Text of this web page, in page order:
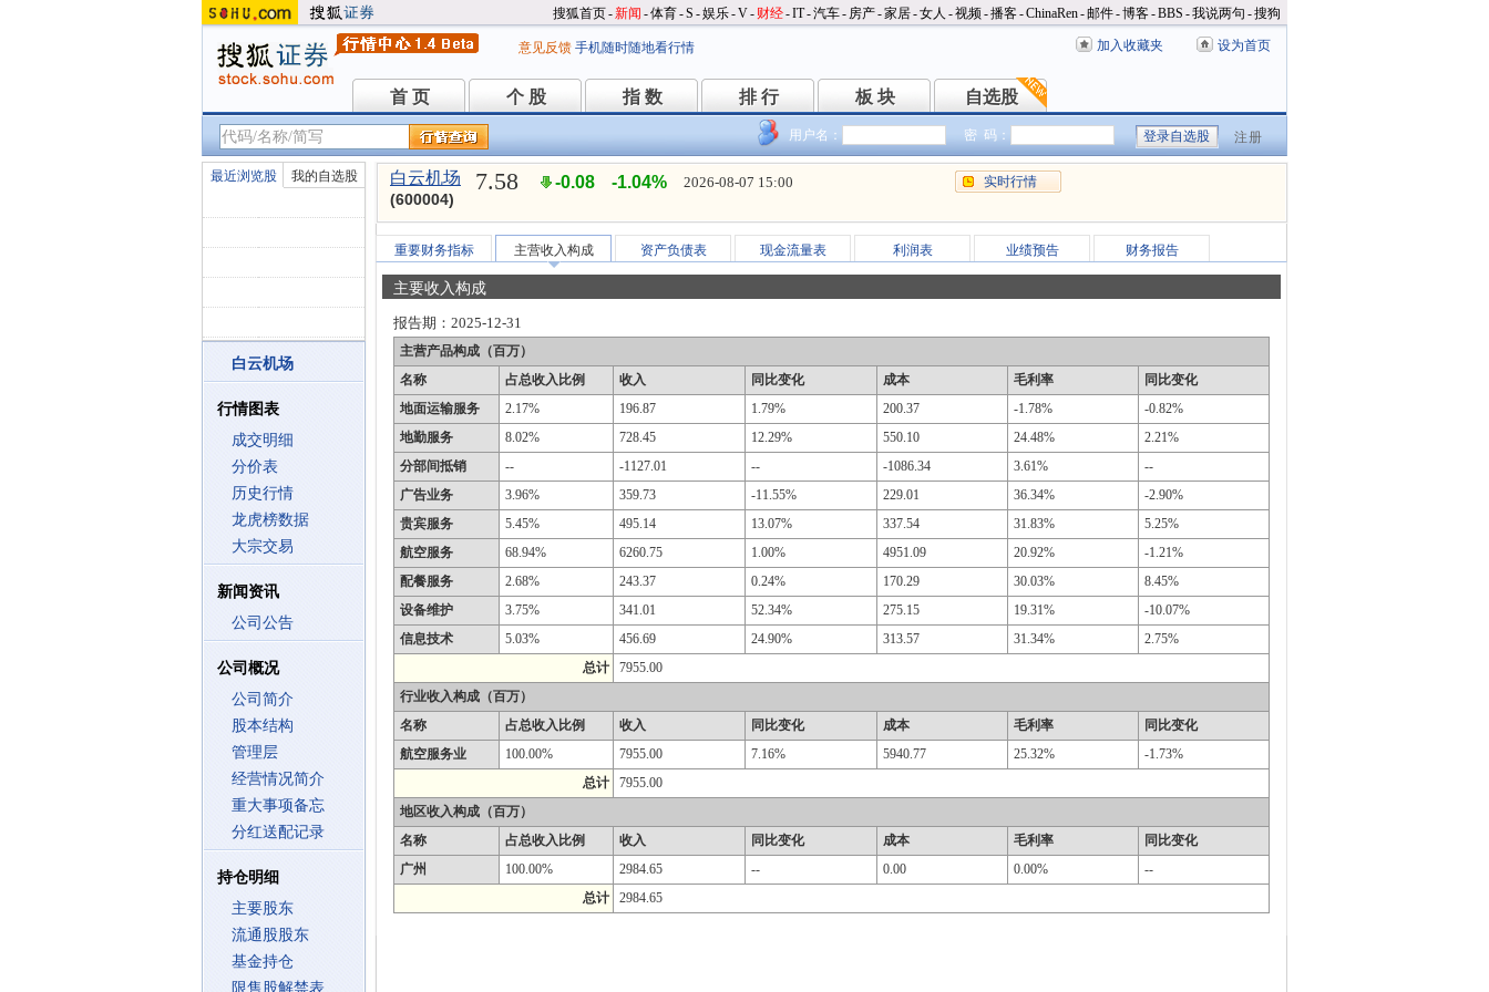
搜狐首页-新闻 -体育-S -娱乐-V- 财经-IT-汽车- 房产-家居-女人 -视频-播客-ChinaRen-邮件-博客-BBS -我说两句 -搜狗
意见反馈 手机随时随地看行情 加入收藏夹 设为首页
首 页
首 页 个 股
个 股 指 数
指 数 排 行
排 行 板 块
板 块 自选股
自选股
用户名： 密 码： 注册
最近浏览股 我的自选股
白云机场
行情图表
成交明细
分价表
历史行情
龙虎榜数据
大宗交易
新闻资讯
公司公告
公司概况
公司简介
股本结构
管理层
经营情况简介
重大事项备忘
分红送配记录
持仓明细
主要股东
流通股股东
基金持仓
限售股解禁表
白云机场
(600004)
7.58 -0.08 -1.04% 2026-08-07 15:00 实时行情
重要财务指标 主营收入构成 资产负债表 现金流量表 利润表 业绩预告 财务报告
主要收入构成
报告期： 2025-12-31
主营产品构成（百万）
名称
占总收入比例 收入 同比变化 成本 毛利率
同比变化
地面运输服务
2.17% 196.87 1.79% 200.37 -1.78%
-0.82%
地勤服务
8.02% 728.45 12.29% 550.10 24.48%
2.21%
分部间抵销
-- -1127.01 -- -1086.34 3.61%
--
广告业务
3.96% 359.73 -11.55% 229.01 36.34%
-2.90%
贵宾服务
5.45% 495.14 13.07% 337.54 31.83%
5.25%
航空服务
68.94% 6260.75 1.00% 4951.09 20.92%
-1.21%
配餐服务
2.68% 243.37 0.24% 170.29 30.03%
8.45%
设备维护
3.75% 341.01 52.34% 275.15 19.31%
-10.07%
信息技术
5.03% 456.69 24.90% 313.57 31.34%
2.75%
总计
7955.00
行业收入构成（百万）
名称
占总收入比例 收入 同比变化 成本 毛利率
同比变化
航空服务业
100.00% 7955.00 7.16% 5940.77 25.32%
-1.73%
总计
7955.00
地区收入构成（百万）
名称
占总收入比例 收入 同比变化 成本 毛利率
同比变化
广州
100.00% 2984.65 -- 0.00 0.00%
--
总计
2984.65